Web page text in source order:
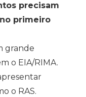
precisam
primeiro
grande
o EIA/RIMA.
o RAS.